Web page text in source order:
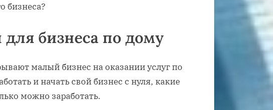
бизнеса?
бизнеса по дому
малый бизнес на оказании услуг по
и начать свой бизнес с нуля, какие
можно заработать.